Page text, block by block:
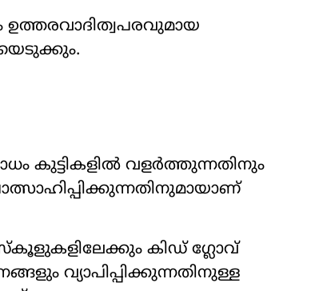
വളർത്തുന്നതിനും
സ്കൂളുകളിലേക്കും കിഡ് ഗ്ലോവ്
വ്യാപിപ്പിക്കുന്നതിനുള്ള